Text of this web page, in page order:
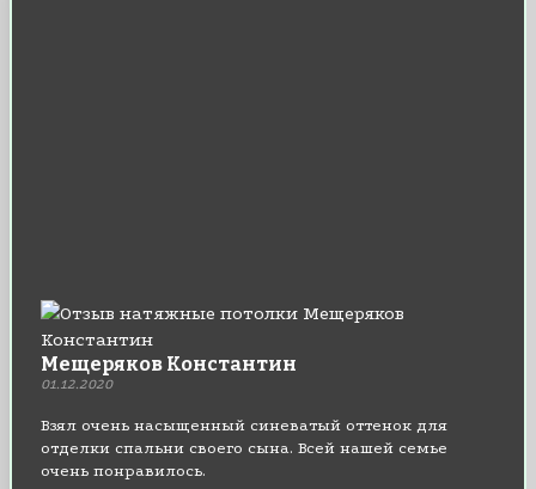
Мещеряков Константин
01.12.2020
Взял очень насыщенный синеватый оттенок для
отделки спальни своего сына. Всей нашей семье
очень понравилось.